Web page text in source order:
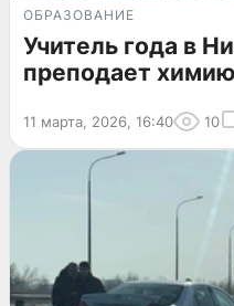
ОБРАЗОВАНИЕ
Учитель года в
преподает
11 марта, 2026, 16:40 10